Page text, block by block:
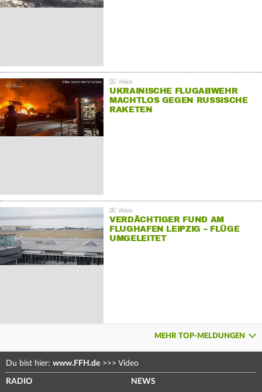
UKRAINISCHE FLUGABWEHR
MACHTLOS GEGEN RUSSISCHE
RAKETEN
VERDÄCHTIGER FUND AM
FLUGHAFEN LEIPZIG – FLÜGE
UMGELEITET
MEHR TOP-MELDUNGEN
Du bist hier: www.FFH.de >>> Video
RADIO NEWS